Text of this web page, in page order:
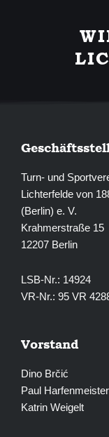
Turn- und
Lichterfelde von
(Berlin) e. V.
Krahmerstraße 15
12207 Berlin
LSB-Nr.: 14924
VR-Nr.: 95 VR
Vorstand
Dino Brčić
Paul Harfenmeister
Katrin Weigelt